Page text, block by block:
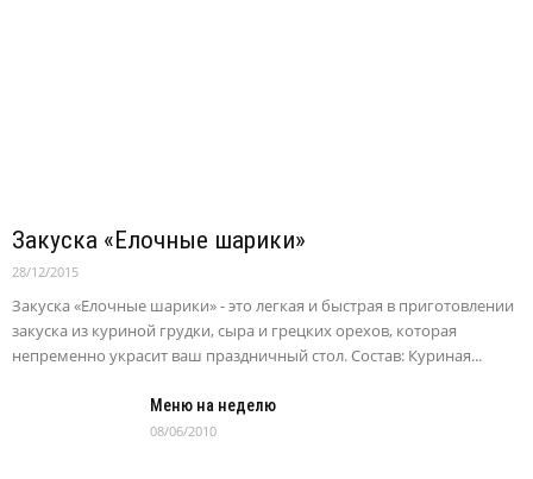
Закуска «Елочные шарики»
28/12/2015
Закуска «Елочные шарики» - это легкая и быстрая в приготовлении
закуска из куриной грудки, сыра и грецких орехов, которая
непременно украсит ваш праздничный стол. Состав: Куриная...
Меню на неделю
08/06/2010